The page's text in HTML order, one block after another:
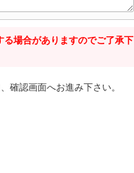
場合がありますのでご了承下
確認画面へお進み下さい。